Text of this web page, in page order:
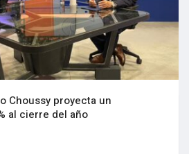
Choussy proyecta un
al cierre del año